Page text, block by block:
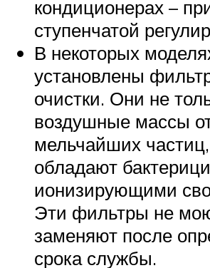
кондиционерах –
ступенчатой
В некоторых
установлены
очистки. Они не
воздушные массы
мельчайших
обладают
ионизирующими
Эти фильтры не
заменяют после
срока службы.